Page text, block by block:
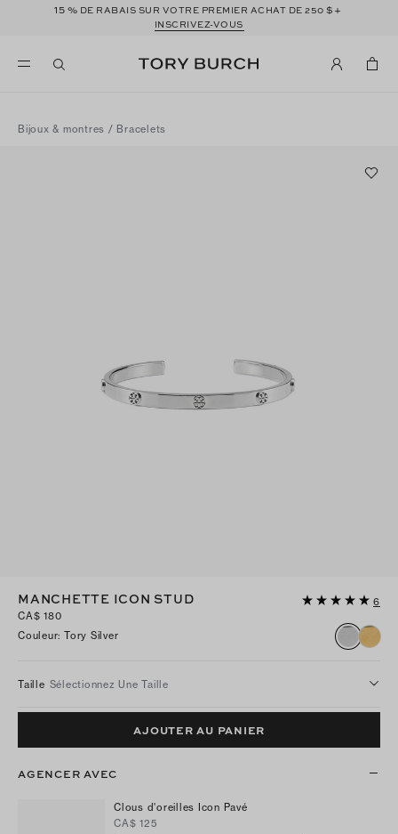
15 % DE RABAIS SUR VOTRE PREMIER ACHAT DE 250$+
INSCRIVEZ-VOUS
Bijoux & montres / Bracelets
MANCHETTE ICON STUD
6
CA$ 180
Couleur: Tory Silver
Taille Sélectionnez Une Taille
AJOUTER AU PANIER
AGENCER AVEC
Clous d'oreilles Icon Pavé
CA$ 125